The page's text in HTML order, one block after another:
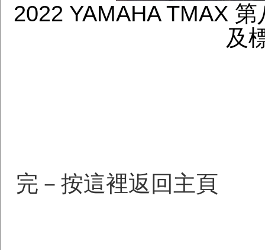
2022 YAMAHA TMAX
及
完－按這裡返回主頁